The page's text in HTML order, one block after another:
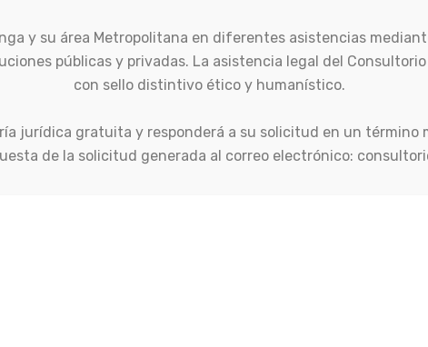
y su área Metropolitana en diferentes asistencias
públicas y privadas. La asistencia legal del
con sello distintivo ético y humanístico.
jurídica gratuita y responderá a su solicitud en un término
de la solicitud generada al correo electrónico: